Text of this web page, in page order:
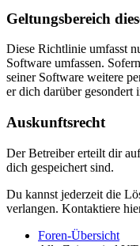
Geltungsbereich
Diese Richtlinie umfasst
Software umfassen.
seiner Software weitere
er dich darüber gesondert
Auskunftsrecht
Der Betreiber erteilt dir
dich gespeichert sind.
Du kannst jederzeit die
verlangen. Kontaktiere
Foren-Übersicht